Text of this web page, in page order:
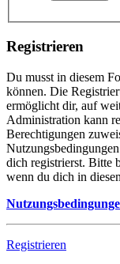
Registrieren
Du musst in diesem
können. Die
ermöglicht dir, auf
Administration kann
Berechtigungen
dich registrierst. Bitte
wenn du dich in
Registrieren